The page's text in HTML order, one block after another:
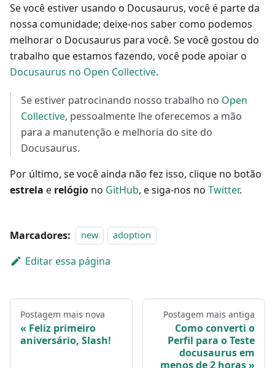
Se você estiver usando o Docusaurus, você é parte da
nossa comunidade; deixe-nos saber como podemos
melhorar o Docusaurus para você. Se você gostou do
trabalho que estamos fazendo, você pode apoiar o
Docusaurus no Open Collective.
Se estiver patrocinando nosso trabalho no Open
Collective, pessoalmente lhe oferecemos a mão
para a manutenção e melhoria do site do
Docusaurus.
Por último, se você ainda não fez isso, clique no botão
estrela e relógio no GitHub, e siga-nos no Twitter.
Marcadores: new adoption
Editar essa página
Postagem mais nova
Feliz primeiro
aniversário, Slash!
Postagem mais antiga
Como converti o
Perfil para o Teste
docusaurus em
menos de 2 horas